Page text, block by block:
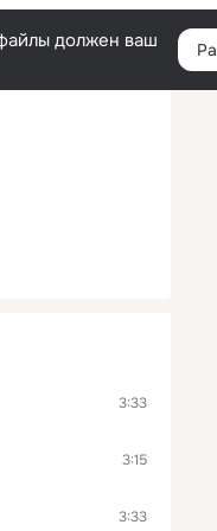
должен ваш
3:33
3:15
3:33